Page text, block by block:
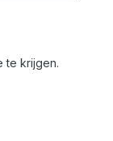
te krijgen.